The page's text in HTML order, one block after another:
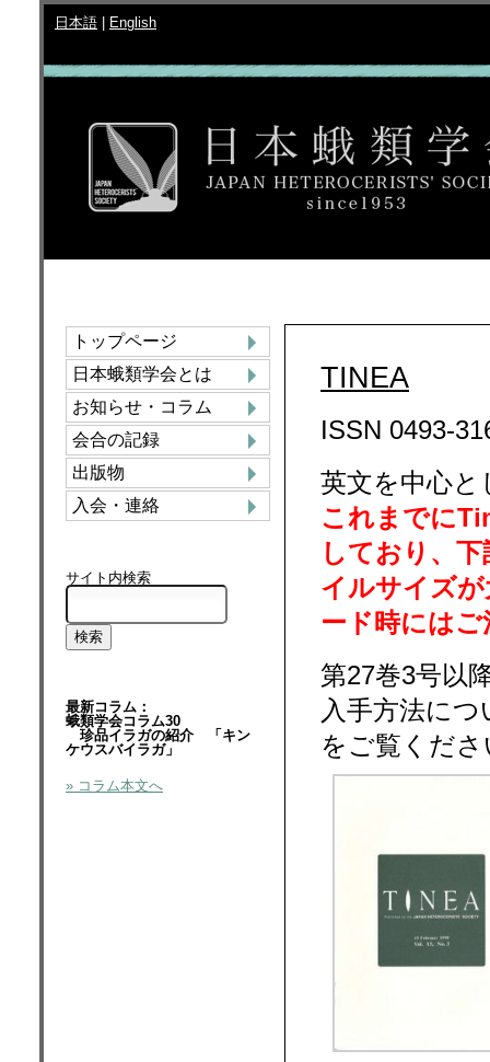
日本語 English
トップページ
日本蛾類学会とは
お知らせ・コラム
会合の記録
出版物
入会・連絡
サイト内検索
最新コラム：
蛾類学会コラム30
珍品イラガの紹介 「キン
ケウスバイラガ」
» コラム本文へ
TINEA
ISSN 0493-
英文を中心と
これまでに
しており、
イルサイズ
ード時には
第27巻3号以
入手方法につ
をご覧くださ